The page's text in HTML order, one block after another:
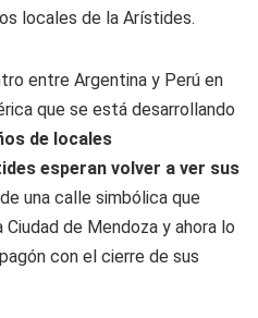
locales de la Arístides.
entre Argentina y Perú en
que se está desarrollando
de locales
esperan volver a ver sus
una calle simbólica que
de Mendoza y ahora lo
con el cierre de sus